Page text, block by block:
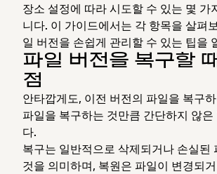
장소 설정에 따라 시도할 수 있는 몇 가
니다. 이 가이드에서는 각 항목을 살펴
일 버전을 손쉽게 관리할 수 있는 팁을
파일 버전을 복구할
점
안타깝게도, 이전 버전의 파일을 복구
파일을 복구하는 것만큼 간단하지 않은
다.
복구는 일반적으로 삭제되거나 손실된
것을 의미하며, 복원은 파일이 변경되